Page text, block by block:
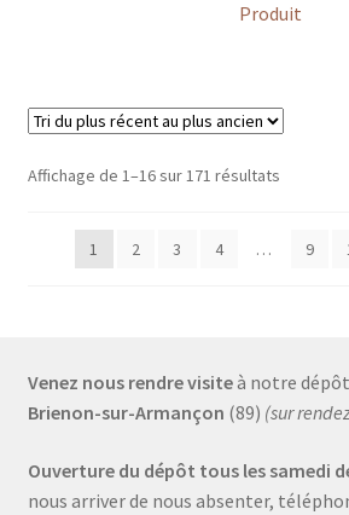
Produit
Affichage de 1–16 sur 171 résultats
1 2 3 4 … 9
Venez nous rendre visiteà notre dépôt
Brienon-sur-Armançon (89) (sur
Ouverture du dépôt tous les samedi
nous arriver de nous absenter,